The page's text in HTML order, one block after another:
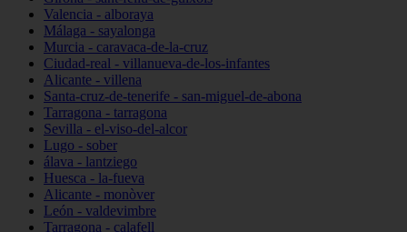
Valencia - alboraya
Málaga - sayalonga
Murcia - caravaca-de-la-cruz
Ciudad-real - villanueva-de-los-infantes
Alicante - villena
Santa-cruz-de-tenerife - san-miguel-de-abona
Tarragona - tarragona
Sevilla - el-viso-del-alcor
Lugo - sober
álava - lantziego
Huesca - la-fueva
Alicante - monòver
León - valdevimbre
Tarragona - calafell